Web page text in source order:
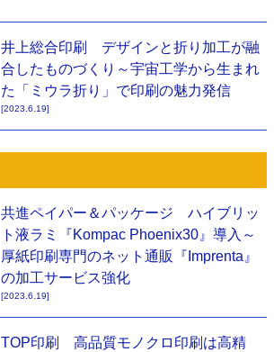
井上総合印刷 デザインと折り加工が融
合したものづくり～宇宙工学から生まれ
た「ミウラ折り」で印刷の魅力発信
[2023.6.19]
共進ペイパー＆パッケージ ハイブリッ
ト液ラミ『Kompac Phoenix30』導入～
厚紙印刷専門のネット通販『Imprenta』
の加工サービス強化
[2023.6.19]
TOP印刷 高品質モノクロ印刷は高精